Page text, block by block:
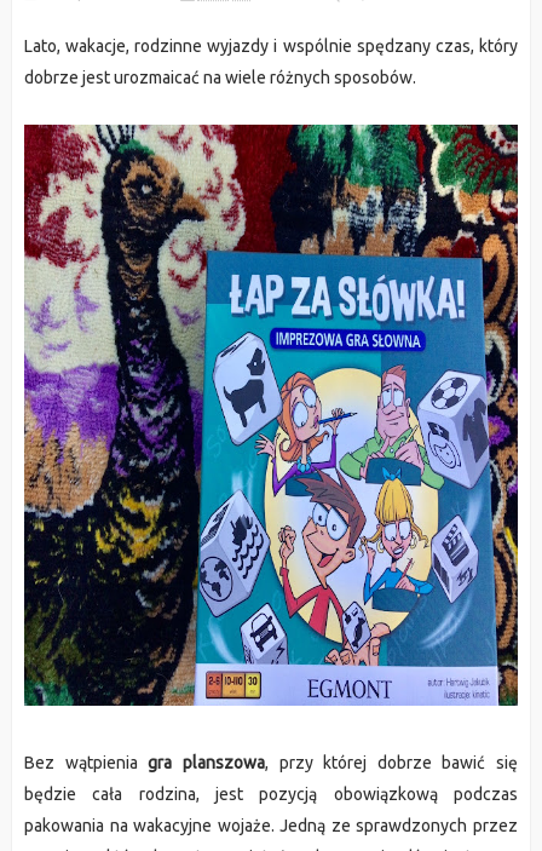
Lato, wakacje, rodzinne wyjazdy i wspólnie spędzany czas, który
dobrze jest urozmaicać na wiele różnych sposobów.
Bez wątpieniagra planszowa, przy której dobrze bawić się
będzie cała rodzina, jest pozycją obowiązkową podczas
pakowania na wakacyjne wojaże. Jedną ze sprawdzonych przez